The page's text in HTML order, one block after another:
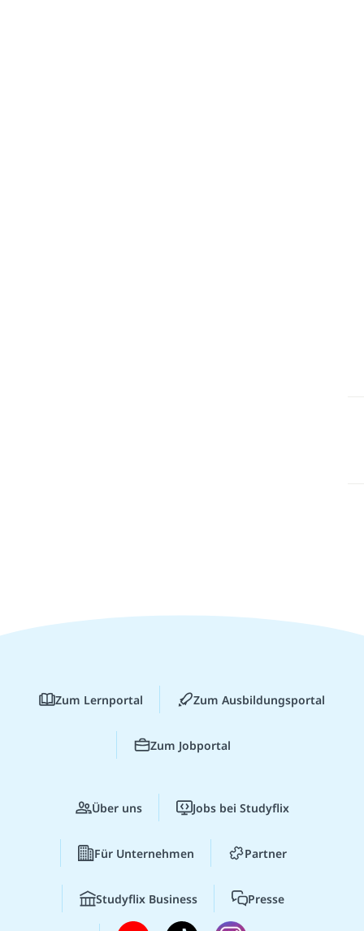
Zum Lernportal Zum Ausbildungsportal
Zum Jobportal
Über uns Jobs bei Studyflix
Für Unternehmen Partner
Studyflix Business Presse